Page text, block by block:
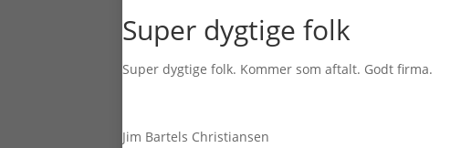
Super dygtige folk
Super dygtige folk. Kommer som aftalt. Godt firma.
Jim Bartels Christiansen